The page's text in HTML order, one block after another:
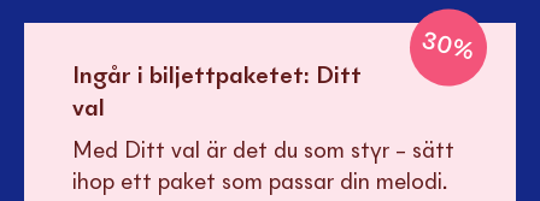
Ingår i biljettpaketet: Ditt
val
Med Ditt val är det du som styr – sätt
ihop ett paket som passar din melodi.
30%